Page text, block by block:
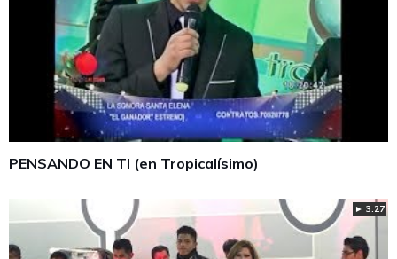
PENSANDO EN TI (en Tropicalísimo)
► 3:27